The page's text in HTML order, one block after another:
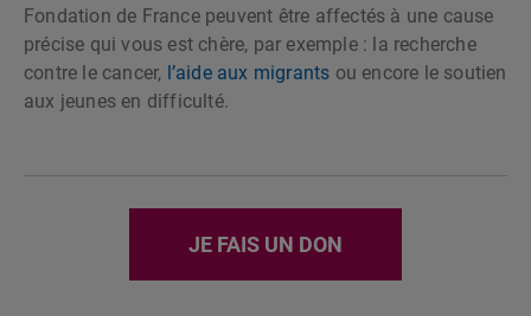
Fondation de France peuvent être affectés à une cause
précise qui vous est chère, par exemple : la recherche
contre le cancer, l’aide aux migrants ou encore le soutien
aux jeunes en difficulté.
JE FAIS UN DON